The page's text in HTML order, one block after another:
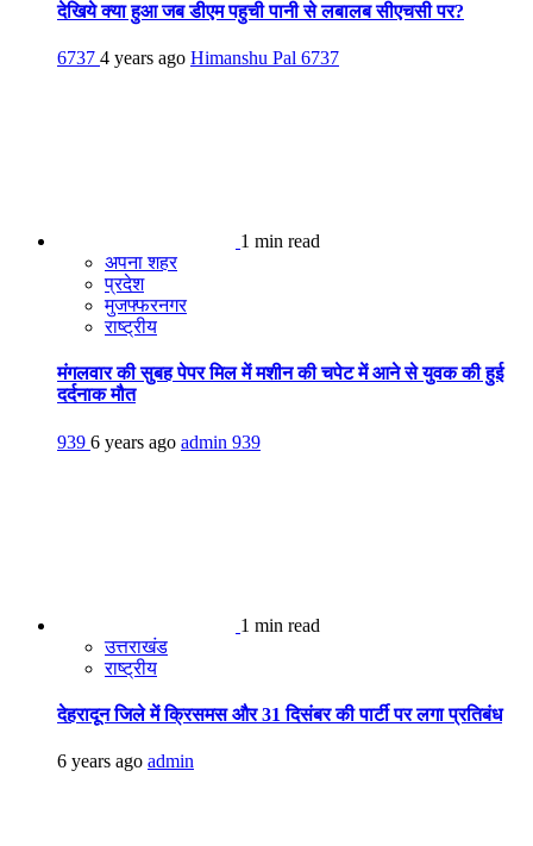
देखिये क्या हुआ जब डीएम पहुची पानी से लबालब सीएचसी पर?
6737 4 years ago Himanshu Pal 6737
1 min read
अपना शहर
प्रदेश
मुजफ्फरनगर
राष्ट्रीय
मंगलवार की सुबह पेपर मिल में मशीन की चपेट में आने से युवक की हुई
दर्दनाक मौत
939 6 years ago admin 939
1 min read
उत्तराखंड
राष्ट्रीय
देहरादून जिले में क्रिसमस और 31 दिसंबर की पार्टी पर लगा प्रतिबंध
6 years ago admin